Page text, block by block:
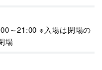
～21:00 ※入場は閉場の
場